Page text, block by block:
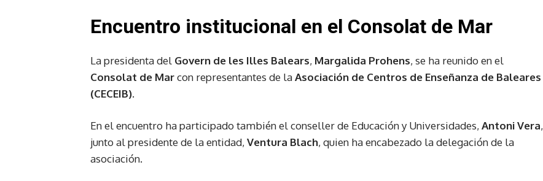
Encuentro institucional en el Consolat de Mar
La presidenta del Govern de les Illes Balears, Margalida Prohens, se ha reunido en el
Consolat de Marcon representantes de laAsociación de Centros de Enseñanza de Baleares
(CECEIB).
En el encuentro ha participado también el conseller de Educación y Universidades, Antoni Vera,
junto al presidente de la entidad, Ventura Blach, quien ha encabezado la delegación de la
asociación.